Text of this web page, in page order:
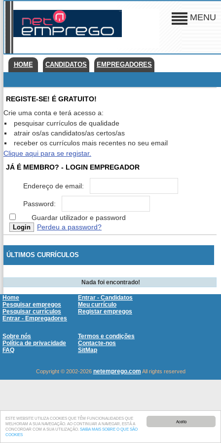
Aceito
ESTE WEBSITE UTILIZA COOKIES QUE TÊM FUNCIONALIDADES QUE
MELHORAM A SUA NAVEGAÇÃO. AO CONTINUAR A NAVEGAR, ESTÁ A
CONCORDAR COM A SUA UTILIZAÇÃO. SAIBA MAIS SOBRE O QUE SÃO
COOKIES
MENU
HOME CANDIDATOS EMPREGADORES
REGISTE-SE! É GRATUITO!
Crie uma conta e terá acesso a:
pesquisar currículos de qualidade
atrair os/as candidatos/as certos/as
receber os currículos mais recentes no seu email
Clique aqui para se registar.
JÁ É MEMBRO? - LOGIN EMPREGADOR
Endereço de email:
Password:
Guardar utilizador e password
Perdeu a password?
ÚLTIMOS CURRÍCULOS
Nada foi encontrado!
Home
Entrar - Candidatos
Pesquisar empregos
Meu currículo
Pesquisar currículos
Registar empregos
Entrar - Empregadores
Sobre nós
Termos e condições
Política de privacidade
Contacte-nos
FAQ
SitMap
Copyright © 2002-2026 netemprego.com All rights reserved